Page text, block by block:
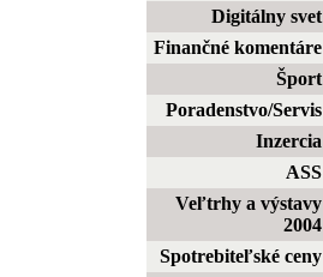
Digitálny svet
Finančné komentáre
Šport
Poradenstvo/Servis
Inzercia
ASS
Veľtrhy a výstavy
2004
Spotrebiteľské ceny